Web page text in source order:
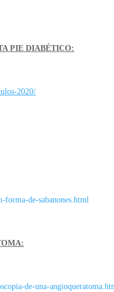
PIE DIABÉTICO:
2020/
forma-de-sabanones.html
de-una-